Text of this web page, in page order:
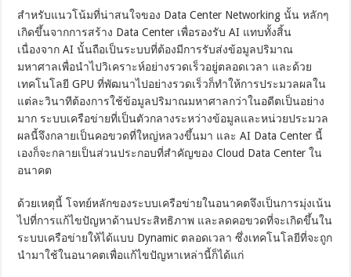
สำหรับแนวโน้มที่น่าสนใจของ Data Center Networking นั้น หลักๆ
เกิดขึ้นจากการสร้าง Data Center เพื่อรองรับ AI แทบทั้งสิ้น
เนื่องจาก AI นั้นถือเป็นระบบที่ต้องมีการรับส่งข้อมูลปริมาณ
มหาศาลเพื่อนำไปวิเคราะห์อย่างรวดเร็วอยู่ตลอดเวลา และด้วย
เทคโนโลยี GPU ที่พัฒนาไปอย่างรวดเร็วก็ทำให้การประมวลผลใน
แต่ละวินาทีต้องการใช้ข้อมูลปริมาณมหาศาลกว่าในอดีตเป็นอย่าง
มาก ระบบเครือข่ายที่เป็นตัวกลางระหว่างข้อมูลและหน่วยประมวล
ผลนี้จึงกลายเป็นคอขวดที่ใหญ่หลวงขึ้นมา และ AI Data Center นี้
เองก็จะกลายเป็นส่วนประกอบที่สำคัญของ Cloud Data Center ใน
อนาคต
ด้วยเหตุนี้ โจทย์หลักของระบบเครือข่ายในอนาคตจึงเป็นการมุ่งเน้น
ไปที่การแก้ไขปัญหาด้านประสิทธิภาพ และลดคอขวดที่จะเกิดขึ้นใน
ระบบเครือข่ายให้ได้แบบ Dynamic ตลอดเวลา ซึ่งเทคโนโลยีที่จะถูก
นำมาใช้ในอนาคตเพื่อแก้ไขปัญหาเหล่านี้ก็ได้แก่